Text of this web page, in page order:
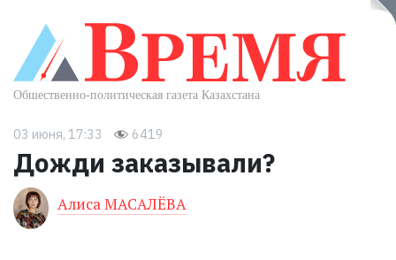
03 июня, 17:33 6419
Дожди заказывали?
Алиса МАСАЛЁВА